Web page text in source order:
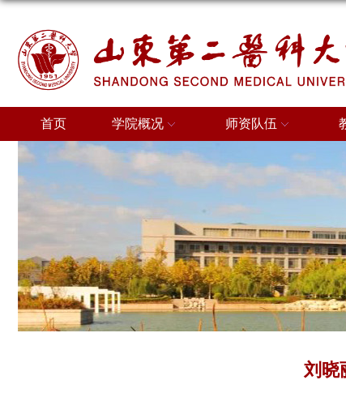
首页 学院概况 师资队伍
刘晓